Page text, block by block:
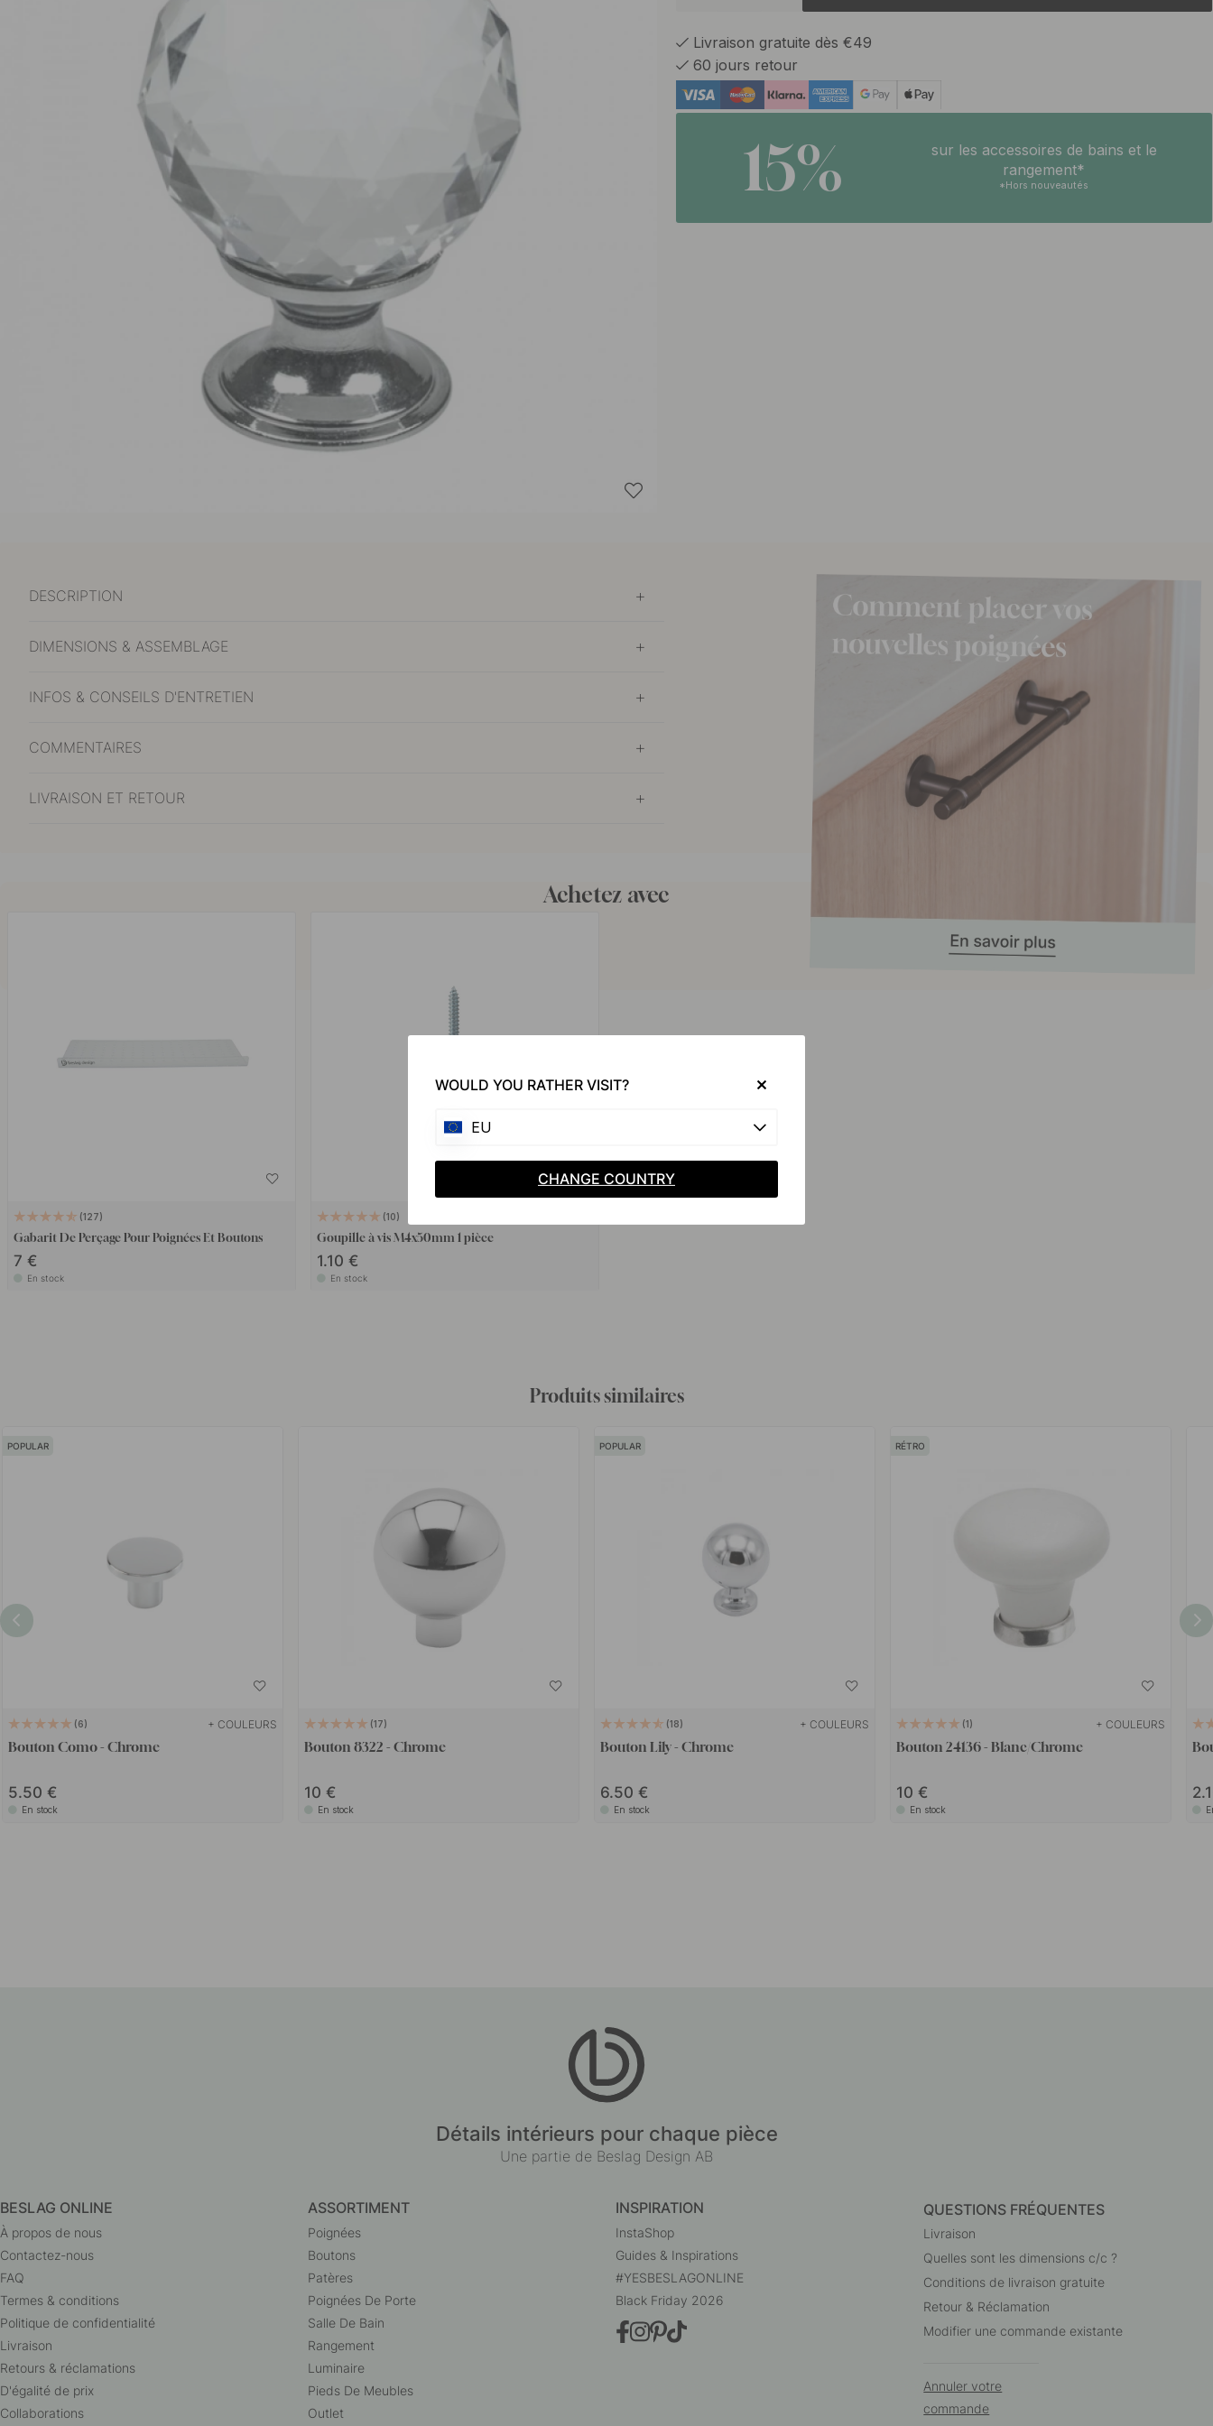
Livraison gratuite dès €49
60 jours retour
15%
sur les accessoires de bains et le
rangement*
*Hors nouveautés
DESCRIPTION
DIMENSIONS & ASSEMBLAGE
INFOS & CONSEILS D'ENTRETIEN
COMMENTAIRES
LIVRAISON ET RETOUR
Achetez avec
127
Gabarit De Perçage Pour Poignées Et Boutons
7 €
En stock
10
Goupille à vis M4x50mm 1 pièce
1.10 €
En stock
Produits similaires
POPULAR
6 + COULEURS
Bouton Como - Chrome
5.50
En stock
17
Bouton 8322 - Chrome
10
En stock
POPULAR
18 + COULEURS
Bouton Lily - Chrome
6.50
En stock
RÉTRO
1 + COULEURS
Bouton 24136 - Blanc/Chrome
10
En stock
Détails intérieurs pour chaque pièce
Une partie de Beslag Design AB
BESLAG ONLINE
À propos de nous
Contactez-nous
FAQ
Termes & conditions
Politique de confidentialité
Livraison
Retours & réclamations
D'égalité de prix
Collaborations
ASSORTIMENT
Poignées
Boutons
Patères
Poignées De Porte
Salle De Bain
Rangement
Luminaire
Pieds De Meubles
Outlet
INSPIRATION
InstaShop
Guides & Inspirations
#YESBESLAGONLINE
Black Friday 2026
QUESTIONS FRÉQUENTES
Livraison
Quelles sont les dimensions c/c ?
Conditions de livraison gratuite
Retour & Réclamation
Modifier une commande existante
Annuler votre
commande
WOULD YOU RATHER VISIT?
EU
CHANGE COUNTRY